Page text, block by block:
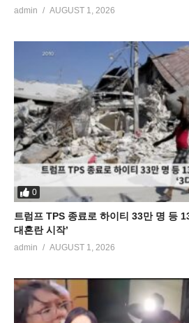
admin AUGUST 1, 2026
0
트럼프 TPS 종료로 하이티 33만 명 등
대혼란 시작’
admin AUGUST 1, 2026